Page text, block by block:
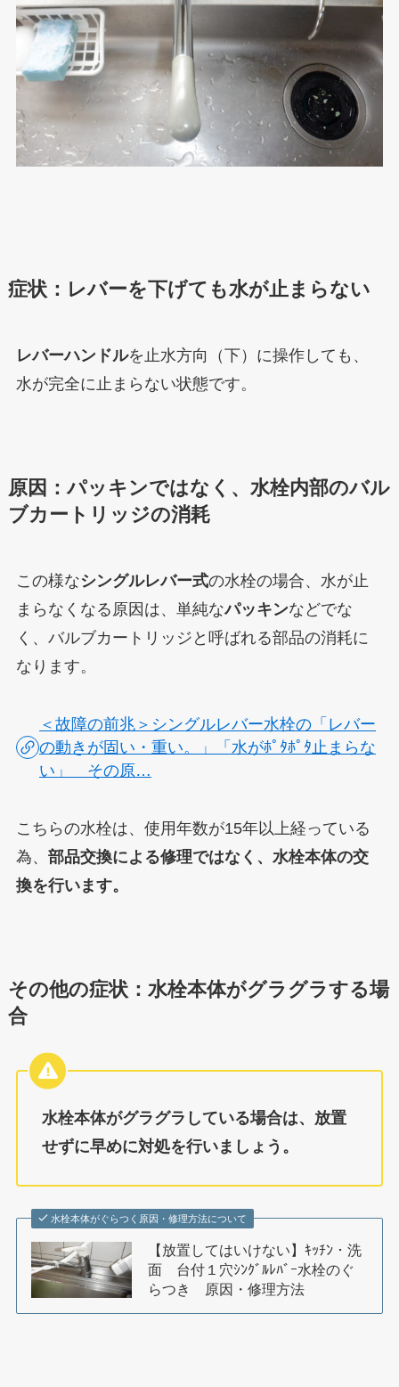
症状：レバーを下げても水が止まらない
レバーハンドルを止水方向（下）に操作しても、
水が完全に止まらない状態です。
原因：パッキンではなく、水栓内部のバル
ブカートリッジの消耗
この様なシングルレバー式の水栓の場合、水が止
まらなくなる原因は、単純なパッキンなどでな
く、 バルブカートリッジ と呼ばれる部品の消耗に
なります。
＜故障の前兆＞シングルレバー水栓の「レバー
の動きが固い・重い。」「水がﾎﾟﾀﾎﾟﾀ止まらな
い」 その原…
こちらの水栓は、使用年数が15年以上経っている
為、 部品交換による修理ではなく、水栓本体の交
換を行います。
その他の症状：水栓本体がグラグラする場
合
水栓本体がグラグラしている場合は、放置
せずに早めに対処を行いましょう。
水栓本体がぐらつく原因・修理方法について
【放置してはいけない】ｷｯﾁﾝ・洗
面 台付１穴ｼﾝｸﾞﾙﾚﾊﾞｰ水栓のぐ
らつき 原因・修理方法